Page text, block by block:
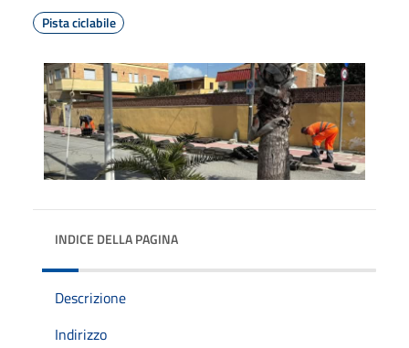
Pista ciclabile
INDICE DELLA PAGINA
Descrizione
Indirizzo